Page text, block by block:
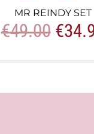
MR REINDY SET
€49.00
was:
€